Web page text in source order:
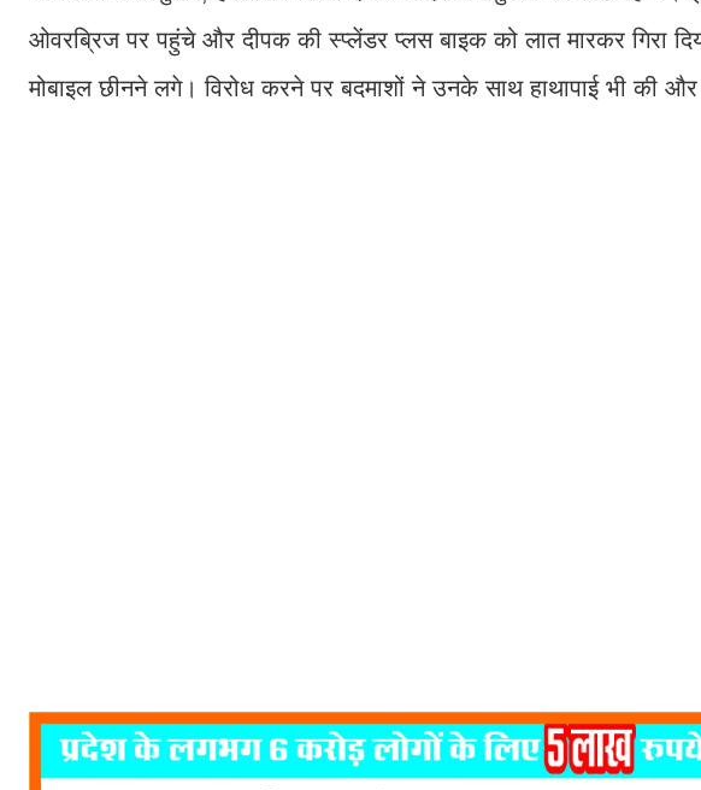
ओवरब्रिज पर पहुंचे और दीपक की स्प्लेंडर प्लस बाइक को लात मारकर गिरा
मोबाइल छीनने लगे। विरोध करने पर बदमाशों ने उनके साथ हाथापाई भी की